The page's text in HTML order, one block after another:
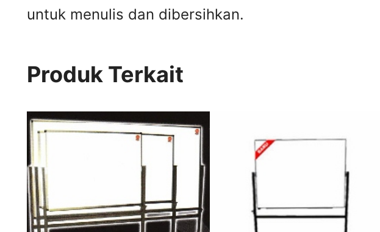
untuk menulis dan dibersihkan.
Produk Terkait